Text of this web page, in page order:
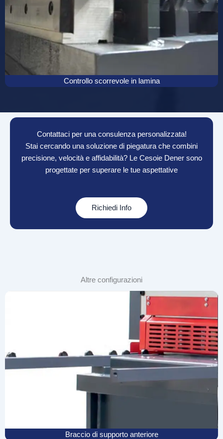
Controllo scorrevole in lamina
Contattaci per una consulenza personalizzata!
Stai cercando una soluzione di piegatura che combini
precisione, velocità e affidabilità? Le Cesoie Dener sono
progettate per superare le tue aspettative
Richiedi Info
Altre configurazioni
Braccio di supporto anteriore